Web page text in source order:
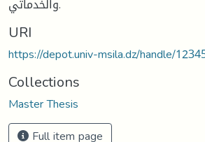
والخدماتي.
URI
https://depot.univ-msila.dz/handle/
Collections
Master Thesis
Full item page